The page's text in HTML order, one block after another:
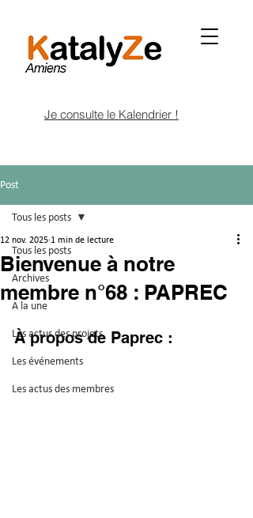
Je consulte le Kalendrier !
Post
Tous les posts
Archives
A la une
Les actus des projets
Les événements
Les actus des membres
Tous les posts
Bienvenue à notre
membre n°68 : PAPREC
12 nov. 2025 1 min de lecture
À propos de Paprec :